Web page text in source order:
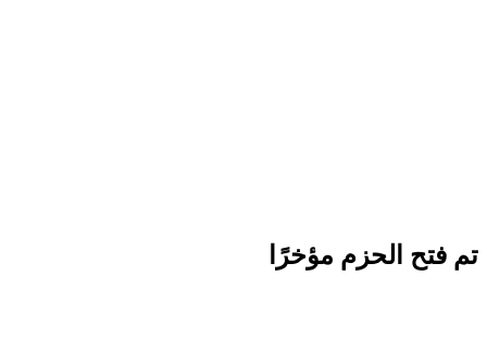
تم فتح الحزم مؤخرًا